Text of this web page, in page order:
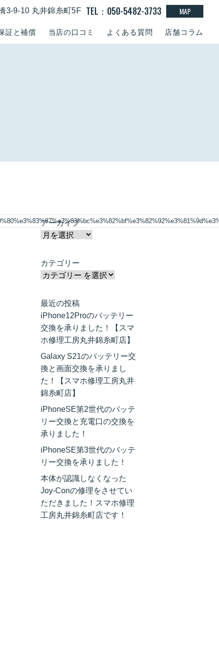
証と補償 当店の口コミ よくある質問 店舗コラム
3-9-10 丸井錦糸町5F TEL：050-5482-3733 MAP
アーカイブ
カテゴリー
最近の投稿
iPhone12Proのバッテリー
交換を承りました！【スマ
ホ修理工房丸井錦糸町店】
Galaxy S21のバッテリー交
換と画面交換を承りまし
た！【スマホ修理工房丸井
錦糸町店】
iPhoneSE第2世代のバッテ
リー交換と充電口の交換を
承りました！
iPhoneSE第3世代のバッテ
リー交換を承りました！
本体が認識しなくなった
Joy-Conの修理をさせてい
ただきました！スマホ修理
工房丸井錦糸町店です！